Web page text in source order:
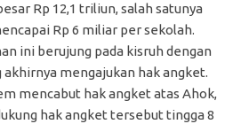
Rp 12,1 triliun, salah satunya
Rp 6 miliar per sekolah.
ini berujung pada kisruh dengan
akhirnya mengajukan hak angket.
mencabut hak angket atas Ahok,
hak angket tersebut tingga 8